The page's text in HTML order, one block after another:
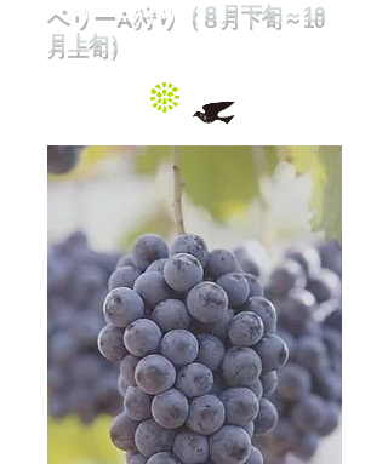
ベリーA狩り
（８月下旬～10
月上旬）